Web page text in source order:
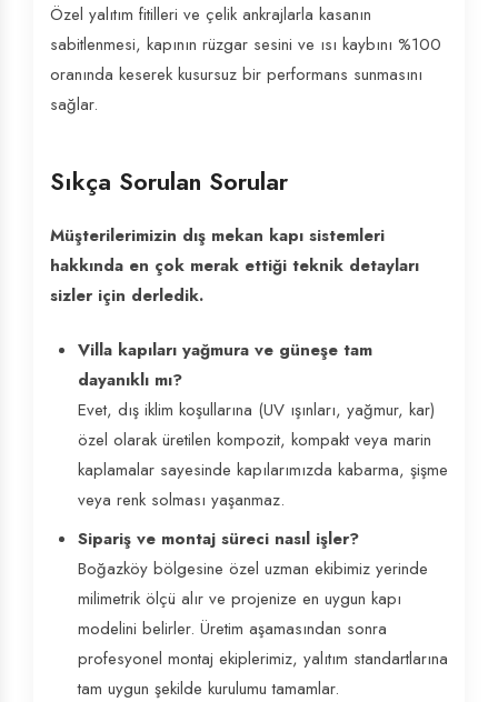
Özel yalıtım fitilleri ve çelik ankrajlarla kasanın
sabitlenmesi, kapının rüzgar sesini ve ısı kaybını %100
oranında keserek kusursuz bir performans sunmasını
sağlar.
Sıkça Sorulan Sorular
Müşterilerimizin dış mekan kapı sistemleri
hakkında en çok merak ettiği teknik detayları
sizler için derledik.
Villa kapıları yağmura ve güneşe tam
dayanıklı mı?
Evet, dış iklim koşullarına (UV ışınları, yağmur, kar)
özel olarak üretilen kompozit, kompakt veya marin
kaplamalar sayesinde kapılarımızda kabarma, şişme
veya renk solması yaşanmaz.
Sipariş ve montaj süreci nasıl işler?
Boğazköy bölgesine özel uzman ekibimiz yerinde
milimetrik ölçü alır ve projenize en uygun kapı
modelini belirler. Üretim aşamasından sonra
profesyonel montaj ekiplerimiz, yalıtım standartlarına
tam uygun şekilde kurulumu tamamlar.